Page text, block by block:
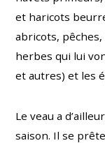
et haricots
abricots,
herbes qui lui
et autres) et les
Le veau a
saison. Il se